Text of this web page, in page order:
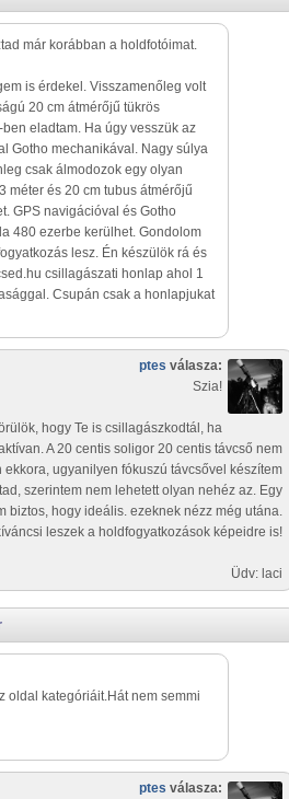
már korábban a holdfotóimat.
is érdekel. Visszamenőleg volt
20 cm átmérőjű tükrös
eladtam. Ha úgy vesszük az
Gotho mechanikával. Nagy súlya
csak álmodozok egy olyan
méter és 20 cm tubus átmérőjű
GPS navigációval és Gotho
480 ezerbe kerülhet. Gondolom
lesz. Én készülök rá és
csillagászati honlap ahol 1
Csupán csak a honlapjukat
ptes válasza:
Szia!
hogy Te is csillagászkodtál, ha
A 20 centis soligor 20 centis távcső nem
ekkora, ugyanilyen fókuszú távcsővel készítem
szerintem nem lehetett olyan nehéz az. Egy
biztos, hogy ideális. ezeknek nézz még utána.
leszek a holdfogyatkozások képeidre is!
Üdv: laci
oldal kategóriáit.Hát nem semmi
ptes válasza: